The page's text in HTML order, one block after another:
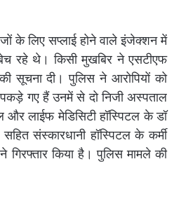
के लिए सप्लाई होने वाले इंजेक्शन में
रहे थे। किसी मुखबिर ने एसटीएफ
सूचना दी। पुलिस ने आरोपियों को
पकड़े गए हैं उनमें से दो निजी अस्पताल
और लाईफ मेडिसिटी हॉस्पिटल के डॉ
संस्कारधानी हॉस्पिटल के कर्मी
गिरफ्तार किया है। पुलिस मामले की